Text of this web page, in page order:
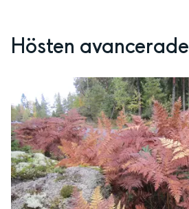
Hösten avancerade